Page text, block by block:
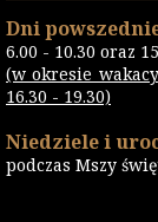
Dni
6.00 - 10.30 oraz
(w okresie
16.30 - 19.30)
Niedziele i
podczas Mszy